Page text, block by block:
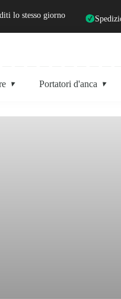
lo stesso giorno
Portatori d'anca